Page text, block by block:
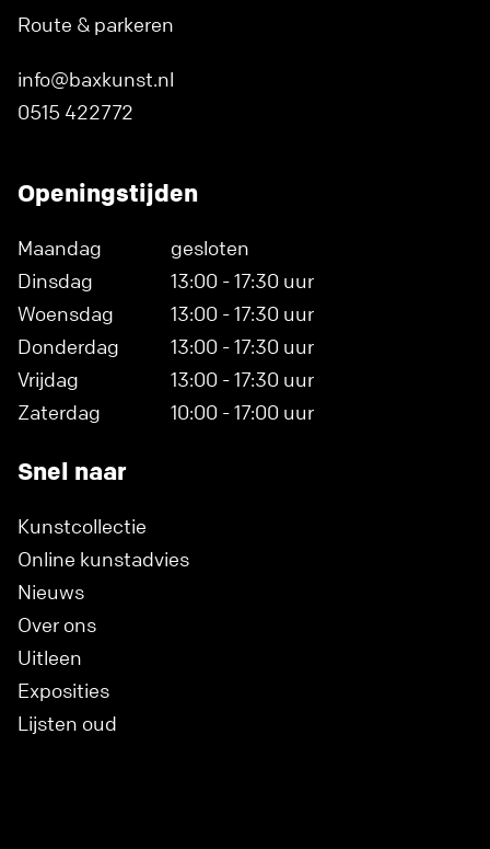
Route & parkeren
info@baxkunst.nl
0515 422772
Openingstijden
Maandag
gesloten
Dinsdag
13:00 - 17:30 uur
Woensdag
13:00 - 17:30 uur
Donderdag
13:00 - 17:30 uur
Vrijdag
13:00 - 17:30 uur
Zaterdag
10:00 - 17:00 uur
Snel naar
Kunstcollectie
Online kunstadvies
Nieuws
Over ons
Uitleen
Exposities
Lijsten oud